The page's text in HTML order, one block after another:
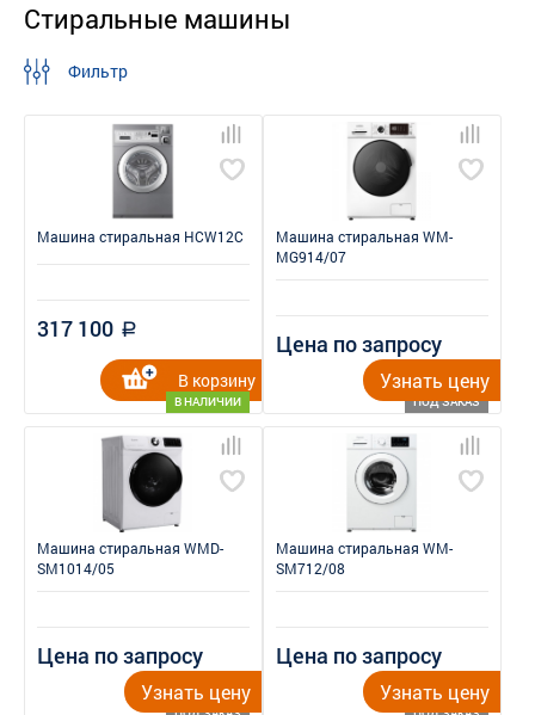
Стиральные машины
Фильтр
Машина стиральная HCW12C
317 100 a
В НАЛИЧИИ
В корзину
Машина стиральная WM-
MG914/07
Цена по запросу
ПОД ЗАКАЗ
Узнать цену
Машина стиральная WMD-
SM1014/05
Цена по запросу
Узнать цену
Машина стиральная WM-
SM712/08
Цена по запросу
Узнать цену